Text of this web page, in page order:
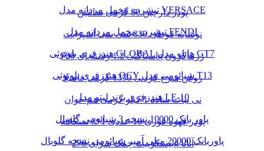
پودر دارچین 80 گرمی سانتین
نوشابه قوطی 330 سی سی اسپرایت
اسپاگتی 1.2 رشته ای 700g زرماکرون
روغن سرخ کردنی 1350 گرمی فامیلا
نی نبات ساده 1 کیلو گرمی هم خوان
پودر قهوه فوری 10 عددی 1*3 نسکافه
بیسکوییت چمک سرای 276g آناتا
تیشرت مخمل مردانه مدل VERSACE
تیشرت مخمل مردانه مدل FENDI
هندزفری بلوتوثی GLOBAL هایلو مدل GT7
هندزفری بلوتوثی QCY شیائومی مدل T13
هندزفری برند لیتو مدل LE-10
پاور بانک 10000 نسخه 3 شیائومی گلوبال
پاوربانک 20000 میلی آمپر شیائومی نسخه گلوبال